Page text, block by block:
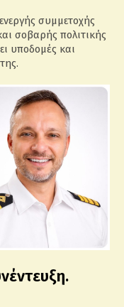
συμμετοχής
σοβαρής πολιτικής
υποδομές και